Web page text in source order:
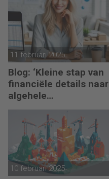
11 februari 2025
Blog: ‘Kleine stap van
financiële details naar
algehele
duurzaamheid ‘
10 februari 2025